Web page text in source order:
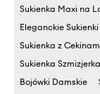
Sukienka Maxi na
Eleganckie Sukienki
Sukienka z
Sukienka Szmizjerka
Bojówki Damskie